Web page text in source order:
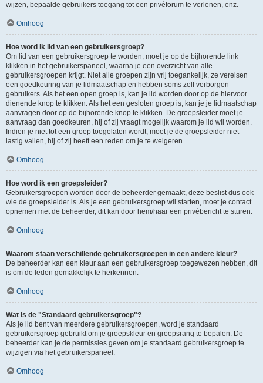
wijzen, bepaalde gebruikers toegang tot een privéforum te verlenen, enz.
Omhoog
Hoe word ik lid van een gebruikersgroep?
Om lid van een gebruikersgroep te worden, moet je op de bijhorende link
klikken in het gebruikerspaneel, waarna je een overzicht van alle
gebruikersgroepen krijgt. Niet alle groepen zijn vrij toegankelijk, ze vereisen
een goedkeuring van je lidmaatschap en hebben soms zelf verborgen
gebruikers. Als het een open groep is, kan je lid worden door op de hiervoor
dienende knop te klikken. Als het een gesloten groep is, kan je je lidmaatschap
aanvragen door op de bijhorende knop te klikken. De groepsleider moet je
aanvraag dan goedkeuren, hij of zij vraagt mogelijk waarom je lid wil worden.
Indien je niet tot een groep toegelaten wordt, moet je de groepsleider niet
lastig vallen, hij of zij heeft een reden om je te weigeren.
Omhoog
Hoe word ik een groepsleider?
Gebruikersgroepen worden door de beheerder gemaakt, deze beslist dus ook
wie de groepsleider is. Als je een gebruikersgroep wil starten, moet je contact
opnemen met de beheerder, dit kan door hem/haar een privébericht te sturen.
Omhoog
Waarom staan verschillende gebruikersgroepen in een andere kleur?
De beheerder kan een kleur aan een gebruikersgroep toegewezen hebben, dit
is om de leden gemakkelijk te herkennen.
Omhoog
Wat is de "Standaard gebruikersgroep"?
Als je lid bent van meerdere gebruikersgroepen, word je standaard
gebruikersgroep gebruikt om je groepskleur en groepsrang te bepalen. De
beheerder kan je de permissies geven om je standaard gebruikersgroep te
wijzigen via het gebruikerspaneel.
Omhoog